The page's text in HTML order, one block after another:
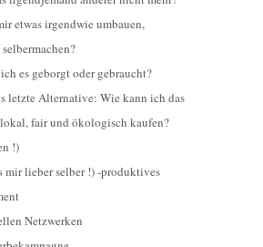
etwas irgendwie umbauen,
es geborgt oder gebraucht?
letzte Alternative: Wie kann ich das
fair und ökologisch kaufen?
!)
mir lieber selber !) -produktives
Netzwerken